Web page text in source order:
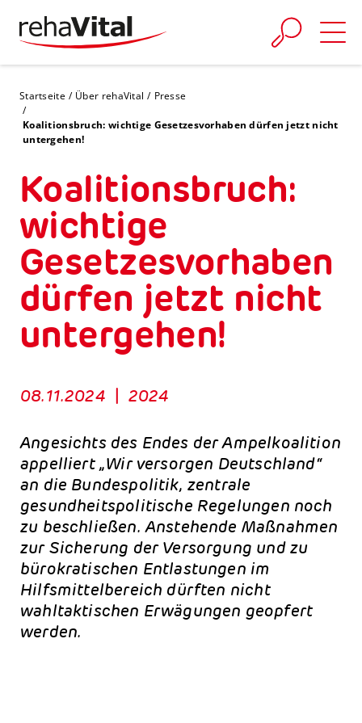
Startseite Über rehaVital Presse
Koalitionsbruch: wichtige Gesetzesvorhaben dürfen jetzt nicht
untergehen!
Koalitionsbruch:
wichtige
Gesetzesvorhaben
dürfen jetzt nicht
untergehen!
08.11.2024 | 2024
Angesichts des Endes der Ampelkoalition
appelliert „Wir versorgen Deutschland“
an die Bundespolitik, zentrale
gesundheitspolitische Regelungen noch
zu beschließen. Anstehende Maßnahmen
zur Sicherung der Versorgung und zu
bürokratischen Entlastungen im
Hilfsmittelbereich dürften nicht
wahltaktischen Erwägungen geopfert
werden.